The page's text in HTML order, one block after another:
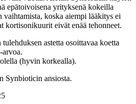
epätoivoisena yrityksenä kokeilla
vaihtamista, koska aiempi lääkitys ei
kortisonikuurit eivät enää tehonneet.
astetta osoittavaa koetta
arvoa.
(hyvin korkealla).
Synbioticin ansiosta.